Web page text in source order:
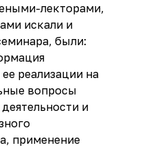
лекторами,
искали и
были:
реализации на
вопросы
и
применение